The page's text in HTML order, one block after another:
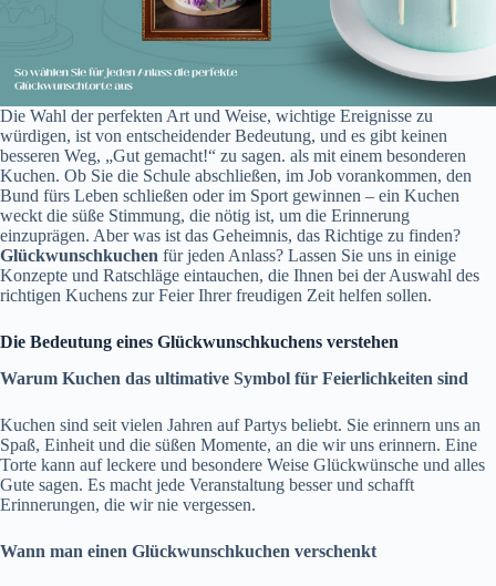
Die Wahl der perfekten Art und Weise, wichtige Ereignisse zu
würdigen, ist von entscheidender Bedeutung, und es gibt keinen
besseren Weg, „Gut gemacht!“ zu sagen. als mit einem besonderen
Kuchen. Ob Sie die Schule abschließen, im Job vorankommen, den
Bund fürs Leben schließen oder im Sport gewinnen – ein Kuchen
weckt die süße Stimmung, die nötig ist, um die Erinnerung
einzuprägen. Aber was ist das Geheimnis, das Richtige zu finden?
Glückwunschkuchen für jeden Anlass? Lassen Sie uns in einige
Konzepte und Ratschläge eintauchen, die Ihnen bei der Auswahl des
richtigen Kuchens zur Feier Ihrer freudigen Zeit helfen sollen.
Die Bedeutung eines Glückwunschkuchens verstehen
Warum Kuchen das ultimative Symbol für Feierlichkeiten sind
Kuchen sind seit vielen Jahren auf Partys beliebt. Sie erinnern uns an
Spaß, Einheit und die süßen Momente, an die wir uns erinnern. Eine
Torte kann auf leckere und besondere Weise Glückwünsche und alles
Gute sagen. Es macht jede Veranstaltung besser und schafft
Erinnerungen, die wir nie vergessen.
Wann man einen Glückwunschkuchen verschenkt